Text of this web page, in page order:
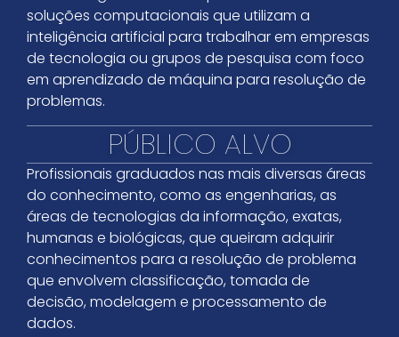
soluções computacionais que utilizam a
inteligência artificial para trabalhar em empresas
de tecnologia ou grupos de pesquisa com foco
em aprendizado de máquina para resolução de
problemas.
PÚBLICO ALVO
Profissionais graduados nas mais diversas áreas
do conhecimento, como as engenharias, as
áreas de tecnologias da informação, exatas,
humanas e biológicas, que queiram adquirir
conhecimentos para a resolução de problema
que envolvem classificação, tomada de
decisão, modelagem e processamento de
dados.